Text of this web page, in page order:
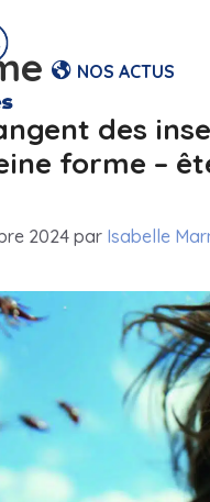
NOS ACTUS
des
forme –
2024 par Isabelle